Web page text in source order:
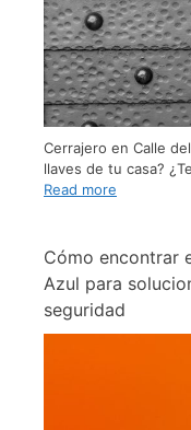
Cerrajero en Calle
llaves de tu casa?
Read more
Cómo encontrar
Azul para
seguridad